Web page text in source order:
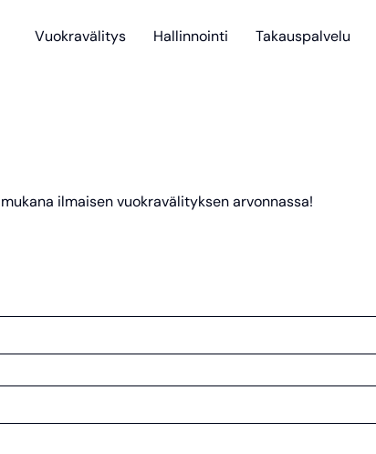
Vuokravälitys Hallinnointi Takauspalvelu
ilmaisen vuokravälityksen arvonnassa!